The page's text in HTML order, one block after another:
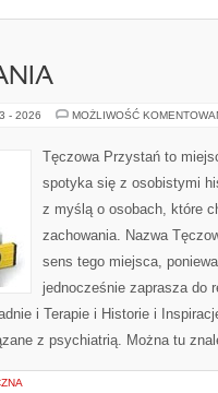
- 2026 MOŻLIWOŚĆ
Tęczowa Przystań to
spotyka się z osobistymi
z myślą o osobach, które
zachowania. Nazwa
sens tego miejsca,
jednocześnie zaprasza do
i Terapie i Historie i
z psychiatrią. Można tu